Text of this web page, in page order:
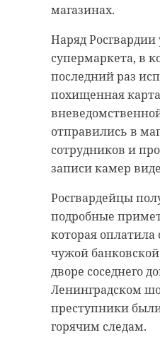
магазинах.
Наряд Росгвардии
супермаркета, в
последний раз
похищенная
отправились в
сотрудников и
записи камер
Росгвардейцы
подробные
которая
чужой
дворе соседнего
Ленинградском
преступники
горячим следам.
Суперлуние -
перигей
сравнительно
промежутком
должен
расстояние ближе
километров, а
прохождения
полнолуния
Так как в это
завершается сбор
полнолуние в
называть
словам
можно назвать
Огненным.